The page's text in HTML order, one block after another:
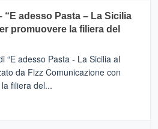
“E adesso Pasta – La Sicilia
promuovere la filiera del
“E adesso Pasta - La Sicilia al
da Fizz Comunicazione con
filiera del...